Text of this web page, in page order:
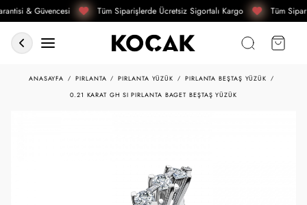
& Güvencesi Tüm Siparişlerde Ücretsiz Sigortalı Kargo Tüm
ANASAYFA PIRLANTA PIRLANTA YÜZÜK
PIRLANTA BEŞTAŞ YÜZÜK
0.21 KARAT GH SI PIRLANTA BAGET BEŞTAŞ YÜZÜK